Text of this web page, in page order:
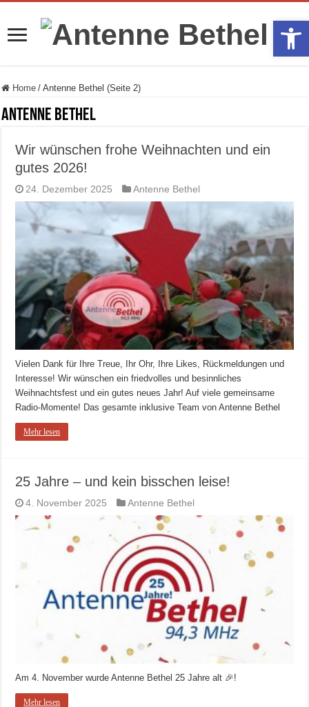
Home / Antenne Bethel (Seite 2)
Antenne Bethel
Wir wünschen frohe Weihnachten und ein
gutes 2026!
24. Dezember 2025 Antenne Bethel
Vielen Dank für Ihre Treue, Ihr Ohr, Ihre Likes, Rückmeldungen und
Interesse! Wir wünschen ein friedvolles und besinnliches
Weihnachtsfest und ein gutes neues Jahr! Auf viele gemeinsame
Radio-Momente! Das gesamte inklusive Team von Antenne Bethel
Mehr lesen
25 Jahre – und kein bisschen leise!
4. November 2025 Antenne Bethel
Am 4. November wurde Antenne Bethel 25 Jahre alt 🎉!
Mehr lesen